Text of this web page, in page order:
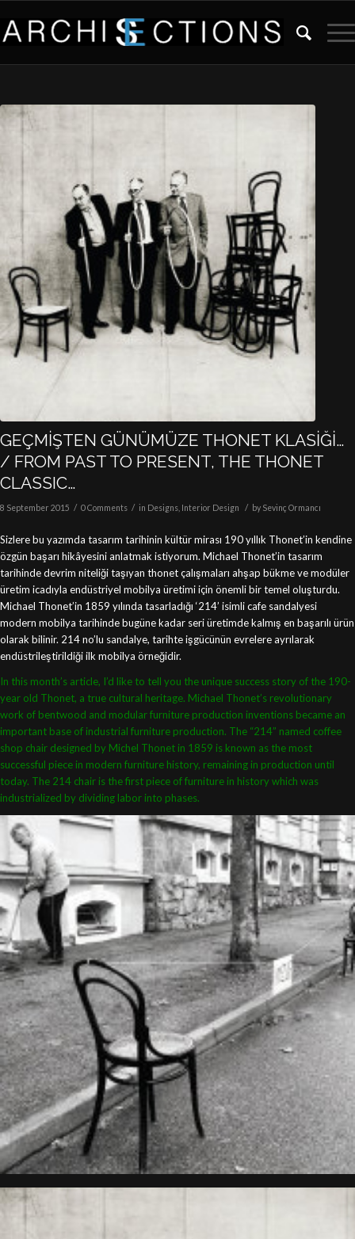
GEÇMİŞTEN GÜNÜMÜZE THONET KLASİĞİ…
/ FROM PAST TO PRESENT, THE THONET
CLASSIC…
8 September 2015 / 0 Comments / in Designs Interior Design / by Sevinç Ormancı
Sizlere bu yazımda tasarım tarihinin kültür mirası 190 yıllık Thonet’in kendine
özgün başarı hikâyesini anlatmak istiyorum. Michael Thonet’in tasarım
tarihinde devrim niteliği taşıyan thonet çalışmaları ahşap bükme ve modüler
üretim icadıyla endüstriyel mobilya üretimi için önemli bir temel oluşturdu.
Michael Thonet’in 1859 yılında tasarladığı ‘214’ isimli cafe sandalyesi
modern mobilya tarihinde bugüne kadar seri üretimde kalmış en başarılı ürün
olarak bilinir. 214 no’lu sandalye, tarihte işgücünün evrelere ayrılarak
endüstrileştirildiği ilk mobilya örneğidir.
In this month’s article, I’d like to tell you the unique success story of the 190-
year old Thonet, a true cultural heritage. Michael Thonet’s revolutionary
work of bentwood and modular furniture production inventions became an
important base of industrial furniture production. The “214” named coffee
shop chair designed by Michel Thonet in 1859 is known as the most
successful piece in modern furniture history, remaining in production until
today. The 214 chair is the first piece of furniture in history which was
industrialized by dividing labor into phases.